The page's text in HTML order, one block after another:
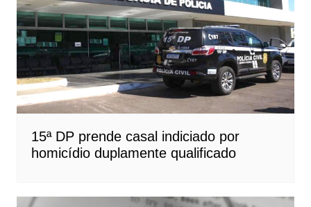
15ª DP prende casal indiciado por
homicídio duplamente qualificado